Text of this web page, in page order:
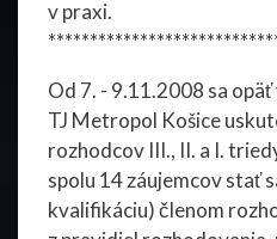
v praxi.
Od 7. - 9.11.2008 sa
TJ Metropol Košice
rozhodcov III., II. a I.
spolu 14 záujemcov stať
kvalifikáciu) členom